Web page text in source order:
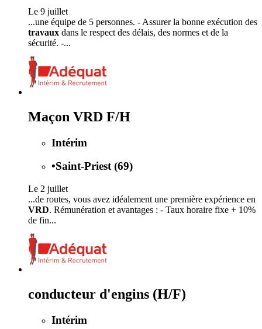
Le 9 juillet
...une équipe de 5 personnes. - Assurer la bonne exécution des
travaux dans le respect des délais, des normes et de la
sécurité. -...
Maçon VRD F/H
Intérim
•Saint-Priest (69)
Le 2 juillet
...de routes, vous avez idéalement une première expérience en
VRD. Rémunération et avantages : - Taux horaire fixe + 10%
de fin...
conducteur d'engins (H/F)
Intérim